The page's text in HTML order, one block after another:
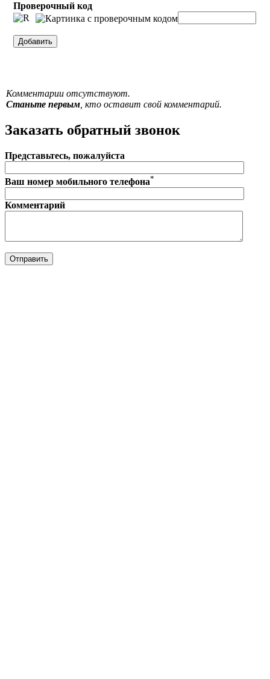
Проверочный код
Комментарии отсутствуют.
Станьте первым, кто оставит свой комментарий.
Заказать обратный звонок
Представьтесь, пожалуйста
Ваш номер мобильного телефона*
Комментарий